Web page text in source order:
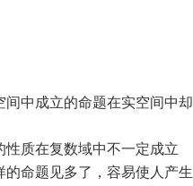
中成立的命题在实空间中却
质在复数域中不一定成立
命题见多了，容易使人产生